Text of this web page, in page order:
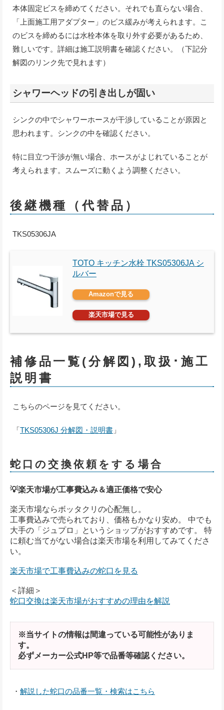
本体固定ビスを締めてください。それでも直らない場合、
「上面施工用アダプター」のビス緩みが考えられます。こ
のビスを締めるには水栓本体を取り外す必要があるため、
難しいです。詳細は施工説明書を確認ください。（下記分
解図のリンク先で見れます）
シャワーヘッドの引き出しが固い
シンクの中でシャワーホースが干渉していることが原因と
思われます。シンクの中を確認ください。
特に目立つ干渉が無い場合、ホースがよじれていることが
考えられます。スムーズに動くよう調整ください。
後継機種（代替品）
TKS05306JA
TOTO キッチン水栓 TKS05306JA シ
ルバー
Amazonで見る
楽天市場で見る
補修品一覧(分解図),取扱･施工
説明書
こちらのページを見てください。
「 TKS05306J 分解図・説明書 」
蛇口の交換依頼をする場合
💡楽天市場が工事費込み＆適正価格で安心
楽天市場ならボッタクリの心配無し。
工事費込みで売られており、価格もかなり安め。 中でも
大手の「ジュプロ」というショップがおすすめです。 特
に頼む当てがない場合は楽天市場を利用してみてくださ
い。
楽天市場で工事費込みの蛇口を見る
＜詳細＞
蛇口交換は楽天市場がおすすめの理由を解説
※当サイトの情報は間違っている可能性がありま
す。
必ずメーカー公式HP等で品番等確認ください。
・ 解説した蛇口の品番一覧・検索はこちら